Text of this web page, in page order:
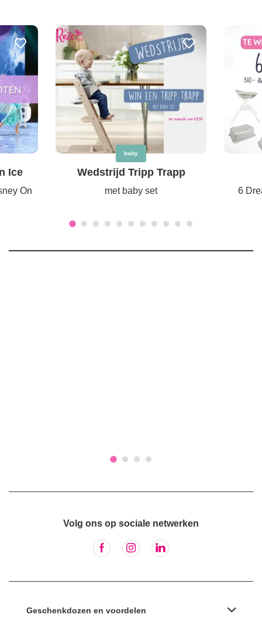
Ice
On
baby
Wedstrijd Tripp Trapp
met baby set 6
Volg ons op sociale netwerken
Geschenkdozen en voordelen